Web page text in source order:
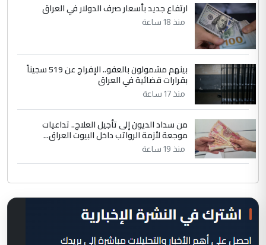
ارتفاع جديد بأسعار صرف الدولار في العراق
منذ 18 ساعة
بينهم مشمولون بالعفو.. الإفراج عن 519 سجيناً
بقرارات قضائية في العراق
منذ 17 ساعة
من سداد الديون إلى تأجيل العلاج.. تداعيات
موجعة لأزمة الرواتب داخل البيوت العراق...
منذ 19 ساعة